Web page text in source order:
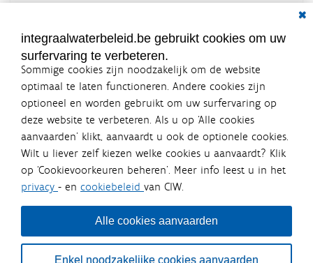
LOGIN VEREIST
integraalwaterbeleid.be gebruikt cookies om uw
surfervaring te verbeteren.
Sommige cookies zijn noodzakelijk om de website
optimaal te laten functioneren. Andere cookies zijn
optioneel en worden gebruikt om uw surfervaring op
deze website te verbeteren. Als u op ‘Alle cookies
aanvaarden’ klikt, aanvaardt u ook de optionele cookies.
Wilt u liever zelf kiezen welke cookies u aanvaardt? Klik
op ‘Cookievoorkeuren beheren’. Meer info leest u in het
privacy - en cookiebeleid van CIW.
Alle cookies aanvaarden
Enkel noodzakelijke cookies aanvaarden
Integraalwaterbeleid.be is een
officiële website van de Vlaamse
overheid
uitgegeven door Coördinatiecommissie Integraal
Waterbeleid
De Coördinatiecommissie Integraal Waterbeleid (CIW) is een
bestuursniveaus die bij het waterbeleid betrokken zijn. Ook
waterbedrijven nemen deel aan het overleg. Deze
samenwerking zorgt voor een gecoördineerde en
geïntegreerde aanpak van het waterbeleid en waterbeheer